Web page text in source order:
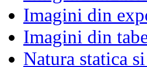
Imagini din
Imagini din
Natura statica